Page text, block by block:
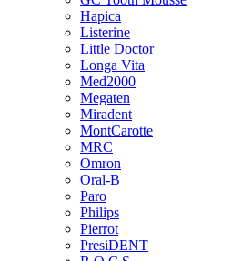
Hapica
Listerine
Little Doctor
Longa Vita
Med2000
Megaten
Miradent
MontCarotte
MRC
Omron
Oral-B
Paro
Philips
Pierrot
PresiDENT